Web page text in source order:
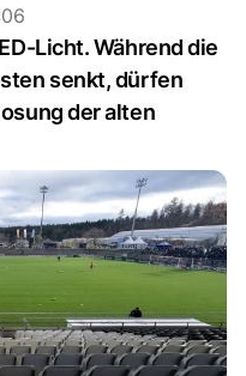
Licht. Während die
senkt, dürfen
der alten